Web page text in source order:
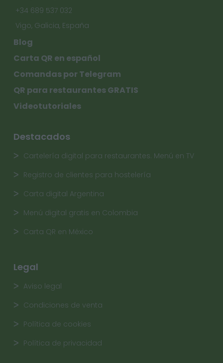
+34 689 537 032
Vigo, Galicia, España
Blog
Carta QR en español
Comandas por Telegram
QR para restaurantes GRATIS
Videotutoriales
Destacados
Cartelería digital para restaurantes. Menú en TV
Registro de clientes para hostelería
Carta digital Argentina
Menú digital gratis en Colombia
Carta QR en México
Legal
Aviso legal
Condiciones de venta
Política de cookies
Política de privacidad